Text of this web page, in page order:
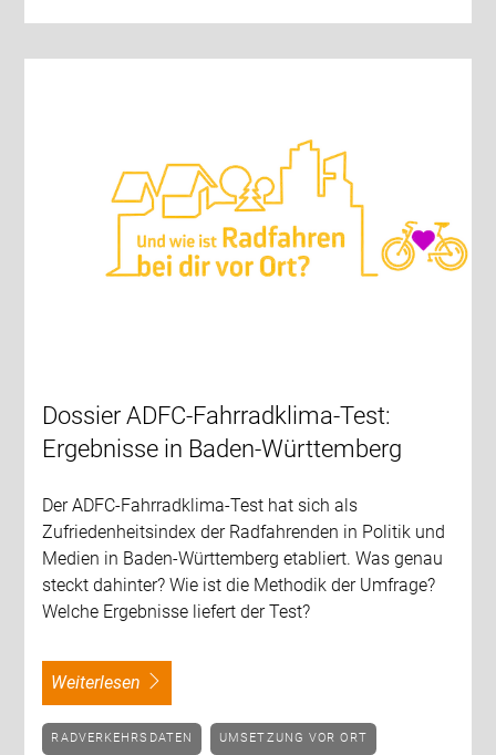
Dossier ADFC-Fahrradklima-Test:
Ergebnisse in Baden-Württemberg
Der ADFC-Fahrradklima-Test hat sich als
Zufriedenheitsindex der Radfahrenden in Politik und
Medien in Baden-Württemberg etabliert. Was genau
steckt dahinter? Wie ist die Methodik der Umfrage?
Welche Ergebnisse liefert der Test?
weiterlesen
RADVERKEHRSDATEN UMSETZUNG VOR ORT